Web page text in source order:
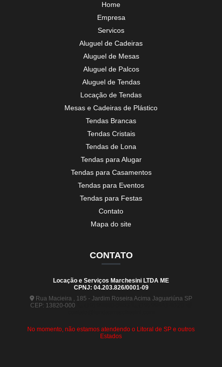
Home
Empresa
Servicos
Aluguel de Cadeiras
Aluguel de Mesas
Aluguel de Palcos
Aluguel de Tendas
Locação de Tendas
Mesas e Cadeiras de Plástico
Tendas Brancas
Tendas Cristais
Tendas de Lona
Tendas para Alugar
Tendas para Casamentos
Tendas para Eventos
Tendas para Festas
Contato
Mapa do site
CONTATO
Locação e Serviços Marchesini LTDA ME
CPNJ: 04.203.826/0001-09
Rua Macieira , 185 - Jardim Roseira Acima Jaguariúna SP
CEP: 13820-000
No momento, não estamos atendendo o Litoral de SP e outros
Estados